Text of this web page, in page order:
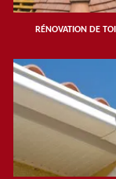
RÉNOVATION DE